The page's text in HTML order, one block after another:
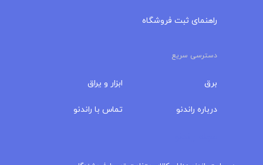
راهنمای ثبت فروشگاه
دسترسی سریع
برق
درباره‌ راندنو
ابزار و یراق
تماس با راندنو